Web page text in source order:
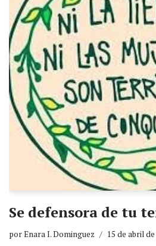
Se defensora de tu
porEnara I. Dominguez 15 de abril de